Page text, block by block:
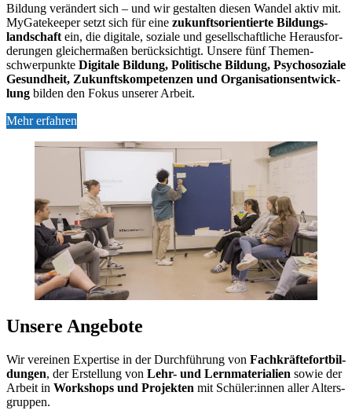
Bil­dung ver­än­dert sich – und wir ge­stal­ten die­sen Wan­del ak­tiv mit.
My­Ga­te­kee­per setzt sich für eine zu­kunfts­ori­en­tier­te Bil­dungs­
land­schaft ein, die di­gi­ta­le, so­zia­le und ge­sell­schaft­li­che Her­aus­for­
de­run­gen glei­cher­ma­ßen be­rück­sich­tigt. Un­se­re fünf The­men­
schwer­punk­te Di­gi­ta­le Bil­dung, Po­li­ti­sche Bil­dung, Psy­cho­so­zia­le
Ge­sund­heit, Zu­kunfts­kom­pe­ten­zen und Or­ga­ni­sa­ti­ons­ent­wick­
lung bil­den den Fo­kus un­se­rer Ar­beit.
Mehr erfahren
Un­se­re An­ge­bo­te
Wir ver­ei­nen Ex­per­ti­se in der Durch­füh­rung von Fach­kräf­te­fort­bil­
dun­gen, der Er­stel­lung von Lehr- und Lern­ma­te­ria­li­en so­wie der
Ar­beit in Work­shops und Pro­jek­ten mit Schü­ler:in­nen al­ler Al­ters­
grup­pen.